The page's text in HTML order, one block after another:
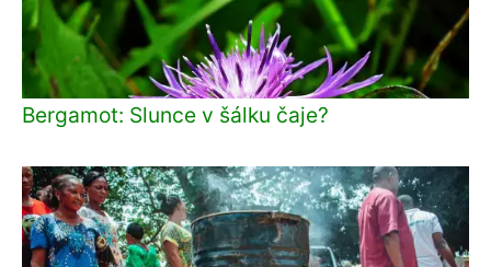
Bergamot: Slunce v šálku čaje?